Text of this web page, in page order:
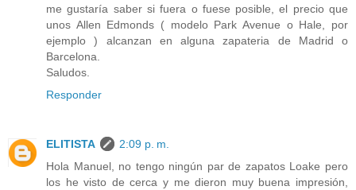
me gustaría saber si fuera o fuese posible, el precio que
unos Allen Edmonds ( modelo Park Avenue o Hale, por
ejemplo ) alcanzan en alguna zapateria de Madrid o
Barcelona.
Saludos.
Responder
ELITISTA
2:09 p. m.
Hola Manuel, no tengo ningún par de zapatos Loake pero
los he visto de cerca y me dieron muy buena impresión,